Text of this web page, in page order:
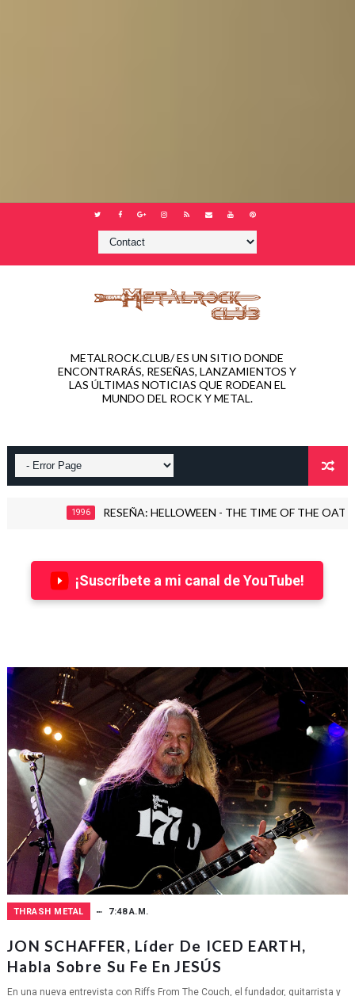
METALROCK.CLUB/ ES UN SITIO DONDE
ENCONTRARÁS, RESEÑAS, LANZAMIENTOS Y
LAS ÚLTIMAS NOTICIAS QUE RODEAN EL
MUNDO DEL ROCK Y METAL.
ALESSANDRO POWER RESEÑA: INDUCTION - LOVE KILLS! (2026)
¡Suscríbete a mi canal de YouTube!
THRASH METAL 7:48 A.M.
JON SCHAFFER, Líder De ICED EARTH,
Habla Sobre Su Fe En JESÚS
En una nueva entrevista con Riffs From The Couch, el fundador, guitarrista y